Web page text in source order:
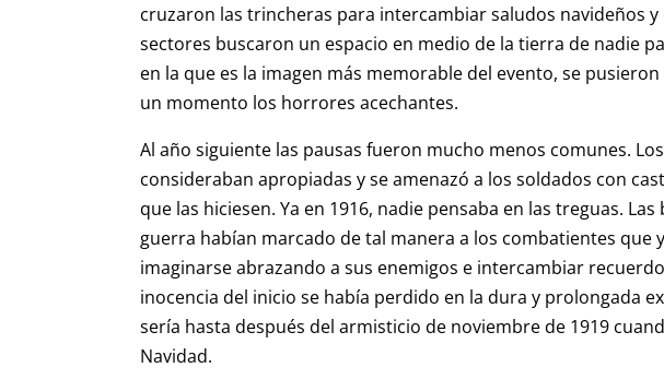
cruzaron las trincheras para intercambiar saludos navideños y
sectores buscaron un espacio en medio de la tierra de nadie
en la que es la imagen más memorable del evento, se
un momento los horrores acechantes.
Al año siguiente las pausas fueron mucho menos comunes.
consideraban apropiadas y se amenazó a los soldados con
que las hiciesen. Ya en 1916, nadie pensaba en las treguas.
guerra habían marcado de tal manera a los combatientes que
imaginarse abrazando a sus enemigos e intercambiar
inocencia del inicio se había perdido en la dura y prolongada
sería hasta después del armisticio de noviembre de 1919
Navidad.